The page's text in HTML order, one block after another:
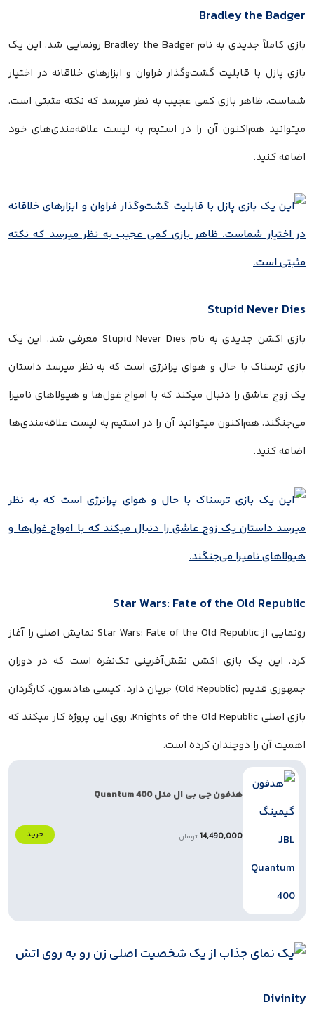
Bradley the Badger
بازی کاملاً جدیدی به نام Bradley the Badger رونمایی شد. این یک
بازی پازل با قابلیت گشت‌وگذار فراوان و ابزارهای خلاقانه در اختیار
شماست. ظاهر بازی کمی عجیب به نظر میرسد که نکته مثبتی است.
میتوانید هم‌اکنون آن را در استیم به لیست علاقه‌مندی‌های خود
اضافه کنید.
Stupid Never Dies
بازی اکشن جدیدی به نام Stupid Never Dies معرفی شد. این یک
بازی ترسناک با حال و هوای پرانرژی است که به نظر میرسد داستان
یک زوج عاشق را دنبال میکند که با امواج غول‌ها و هیولاهای نامیرا
می‌جنگند. هم‌اکنون میتوانید آن را در استیم به لیست علاقه‌مندی‌ها
اضافه کنید.
Star Wars: Fate of the Old Republic
رونمایی از Star Wars: Fate of the Old Republic نمایش اصلی را آغاز
کرد. این یک بازی اکشن نقش‌آفرینی تک‌نفره است که در دوران
جمهوری قدیم (Old Republic) جریان دارد. کیسی هادسون، کارگردان
بازی اصلی Knights of the Old Republic، روی این پروژه کار میکند که
اهمیت آن را دوچندان کرده است.
هدفون جی بی ال مدل Quantum 400
14,490,000 تومان خرید
Divinity